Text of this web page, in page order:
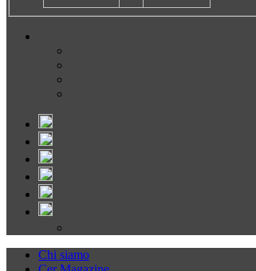
Chi siamo